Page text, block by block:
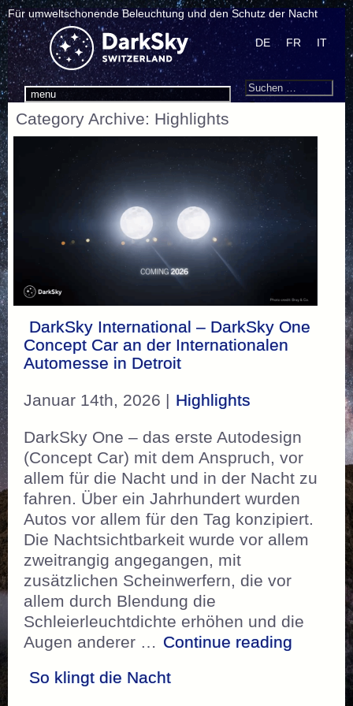
Für umweltschonende Beleuchtung und den Schutz der Nacht
menu
DE FR IT
Search
Suchen
Category Archive: Highlights
DarkSky International – DarkSky One
Concept Car an der Internationalen
Automesse in Detroit
Januar 14th, 2026 | Highlights
DarkSky One – das erste Autodesign
(Concept Car) mit dem Anspruch, vor
allem für die Nacht und in der Nacht zu
fahren. Über ein Jahrhundert wurden
Autos vor allem für den Tag konzipiert.
Die Nachtsichtbarkeit wurde vor allem
zweitrangig angegangen, mit
zusätzlichen Scheinwerfern, die vor
allem durch Blendung die
Schleierleuchtdichte erhöhen und die
Augen anderer … Continue reading
So klingt die Nacht